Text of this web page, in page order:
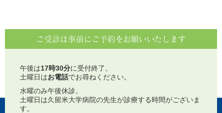
ご受診は事前にご予約をお願いいたします
午後は17時30分に受付終了。
土曜日はお電話でお尋ねください。
水曜のみ午後休診。
土曜日は久留米大学病院の先生が診療する時間がございま
す。